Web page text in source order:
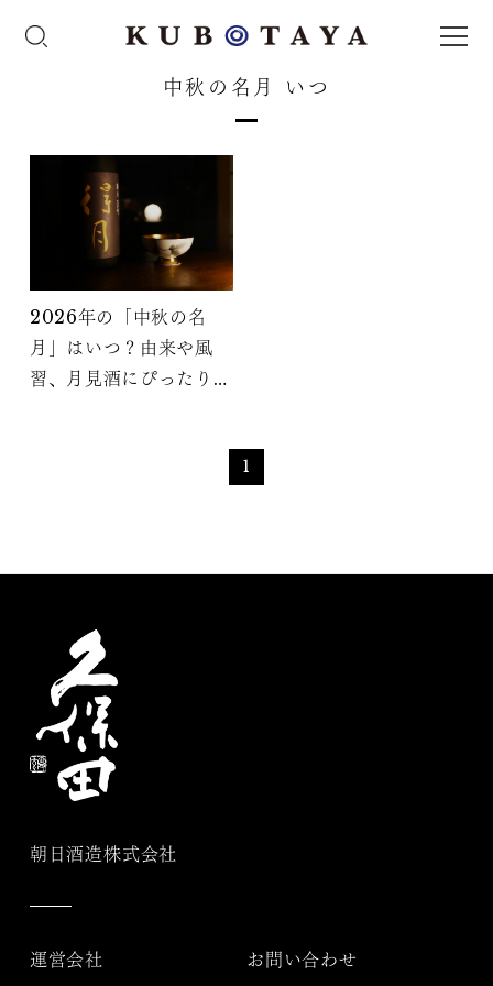
中秋の名月 いつ
2026年の「中秋の名
月」はいつ？由来や風
習、月見酒にぴったりの
1
朝日酒造株式会社
運営会社 お問い合わせ